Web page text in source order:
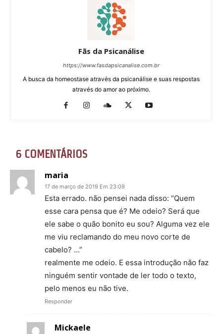
Fãs da Psicanálise
https://www.fasdapsicanalise.com.br
A busca da homeostase através da psicanálise e suas respostas
através do amor ao próximo.
6 COMENTÁRIOS
maria
17 de março de 2019 Em 23:09
Esta errado. não pensei nada disso: “Quem
esse cara pensa que é? Me odeio? Será que
ele sabe o quão bonito eu sou? Alguma vez ele
me viu reclamando do meu novo corte de
cabelo? …”
realmente me odeio. E essa introdução não faz
ninguém sentir vontade de ler todo o texto,
pelo menos eu não tive.
Responder
Mickaele